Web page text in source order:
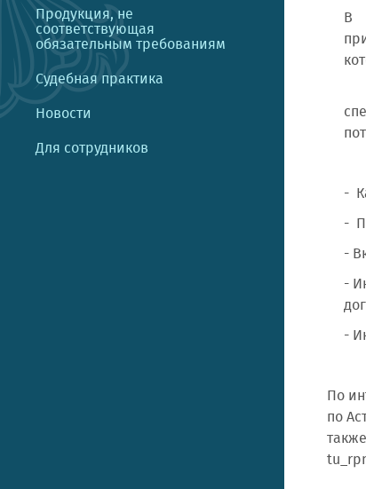
Продукция, не
соответствующая
обязательным требованиям
Судебная практика
Новости
Для сотрудников
В
-
-
-
-
-
По
по